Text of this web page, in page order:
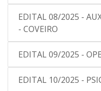
EDITAL 08/2025 -
- COVEIRO
EDITAL 09/2025 -
EDITAL 10/2025 -